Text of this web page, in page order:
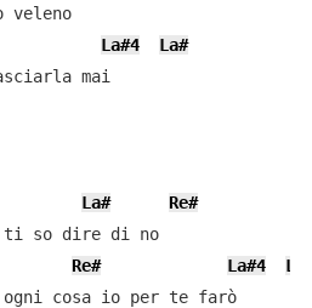
veleno
La#4
La#
mai
La#
Re#
ti so dire di no
Re# La#4
ogni cosa io per te farò